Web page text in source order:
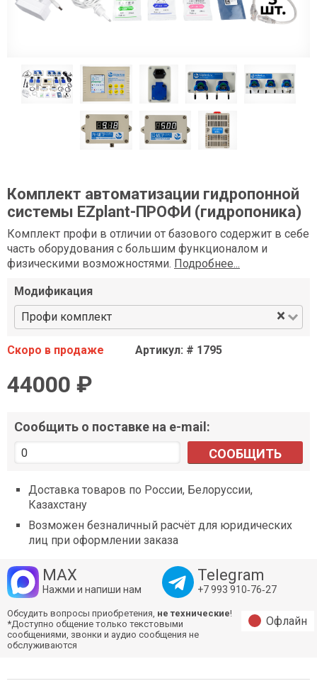
Комплект автоматизации гидропонной
системы EZplant-ПРОФИ (гидропоника)
Комплект профи в отличии от базового содержит в себе
часть оборудования с большим функционалом и
физическими возможностями. Подробнее...
Модификация
Профи комплект
×
Скоро в продаже Артикул: # 1795
44000 ₽
Сообщить о поставке на e-mail:
СООБЩИТЬ
Доставка товаров по России, Белоруссии,
Казахстану
Возможен безналичный расчёт для юридических
лиц при оформлении заказа
MAX
Нажми и напиши нам
Telegram
+7 993 910‑76‑27
Обсудить вопросы приобретения, не технические!
*Доступно общение только текстовыми
сообщениями, звонки и аудио сообщения не
обслуживаются
Офлайн